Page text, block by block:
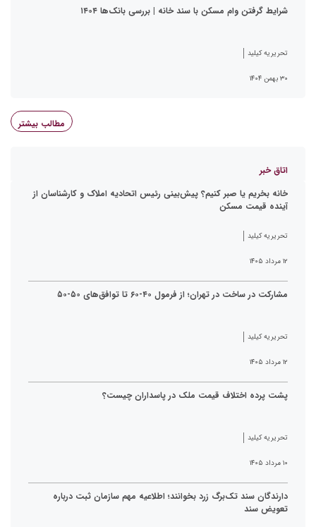
شرایط گرفتن وام مسکن با سند خانه | بررسی بانک‌ها ۱۴۰۴
تحریریه کیلید
۳۰ بهمن ۱۴۰۴
مطالب بیشتر
اتاق خبر
خانه بخریم یا صبر کنیم؟ پیش‌بینی رئیس اتحادیه املاک و کارشناسان از
آینده قیمت مسکن
تحریریه کیلید
۱۲ مرداد ۱۴۰۵
مشارکت در ساخت در تهران؛ از فرمول ۴۰-۶۰ تا توافق‌های ۵۰-۵۰
تحریریه کیلید
۱۲ مرداد ۱۴۰۵
پشت پرده اختلاف قیمت ملک در پاسداران چیست؟
تحریریه کیلید
۱۰ مرداد ۱۴۰۵
دارندگان سند تک‌برگ زرد بخوانند؛ اطلاعیه مهم سازمان ثبت درباره
تعویض سند